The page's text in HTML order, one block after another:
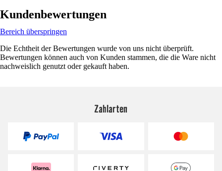
Kundenbewertungen
Bereich überspringen
Die Echtheit der Bewertungen wurde von uns nicht überprüft.
Bewertungen können auch von Kunden stammen, die die Ware nicht
nachweislich genutzt oder gekauft haben.
Zahlarten